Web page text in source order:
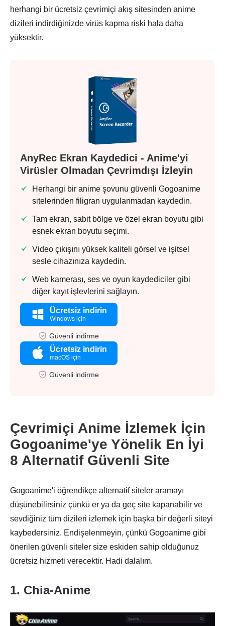
herhangi bir ücretsiz çevrimiçi akış sitesinden anime
dizileri indirdiğinizde virüs kapma riski hala daha
yüksektir.
AnyRec Ekran Kaydedici - Anime'yi
Virüsler Olmadan Çevrimdışı İzleyin
Herhangi bir anime şovunu güvenli Gogoanime
sitelerinden filigran uygulanmadan kaydedin.
Tam ekran, sabit bölge ve özel ekran boyutu gibi
esnek ekran boyutu seçimi.
Video çıkışını yüksek kaliteli görsel ve işitsel
sesle cihazınıza kaydedin.
Web kamerası, ses ve oyun kaydediciler gibi
diğer kayıt işlevlerini sağlayın.
Ücretsiz indirin
Windows için
Güvenli indirme
Ücretsiz indirin
macOS için
Güvenli indirme
Çevrimiçi Anime İzlemek İçin
Gogoanime'ye Yönelik En İyi
8 Alternatif Güvenli Site
Gogoanime'i öğrendikçe alternatif siteler aramayı
düşünebilirsiniz çünkü er ya da geç site kapanabilir ve
sevdiğiniz tüm dizileri izlemek için başka bir değerli siteyi
kaybedersiniz. Endişelenmeyin, çünkü Gogoanime gibi
önerilen güvenli siteler size eskiden sahip olduğunuz
ücretsiz hizmeti verecektir. Hadi dalalım.
1. Chia-Anime